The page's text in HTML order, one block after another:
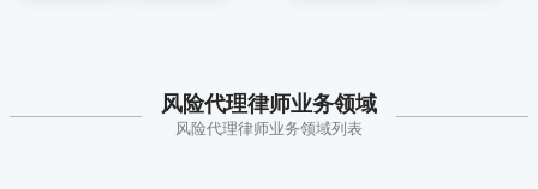
风险代理律师业务领域
风险代理律师业务领域列表